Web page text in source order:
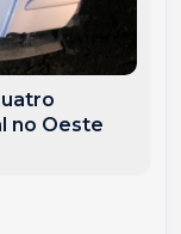
no Oeste